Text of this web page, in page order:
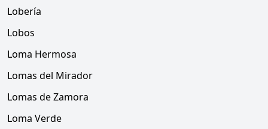
Lobería
Lobos
Loma Hermosa
Lomas del Mirador
Lomas de Zamora
Loma Verde